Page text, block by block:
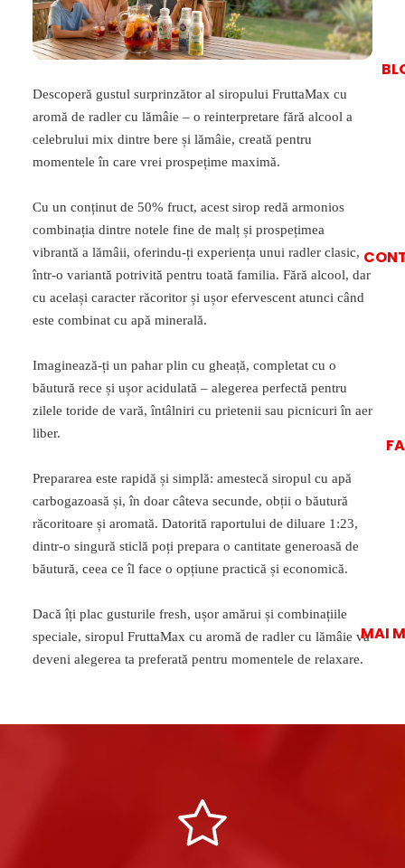
MAI
Descoperă gustul surprinzător al siropului FruttaMax cu
aromă de radler cu lămâie – o reinterpretare fără alcool a
celebrului mix dintre bere și lămâie, creată pentru
momentele în care vrei prospețime maximă.
Cu un conținut de 50% fruct, acest sirop redă armonios
combinația dintre notele fine de malț și prospețimea
vibrantă a lămâii, oferindu-ți experiența unui radler clasic,
într-o variantă potrivită pentru toată familia. Fără alcool, dar
cu același caracter răcoritor și ușor efervescent atunci când
este combinat cu apă minerală.
Imaginează-ți un pahar plin cu gheață, completat cu o
băutură rece și ușor acidulată – alegerea perfectă pentru
zilele toride de vară, întâlniri cu prietenii sau picnicuri în aer
liber.
Prepararea este rapidă și simplă: amestecă siropul cu apă
carbogazoasă și, în doar câteva secunde, obții o băutură
răcoritoare și aromată. Datorită raportului de diluare 1:23,
dintr-o singură sticlă poți prepara o cantitate generoasă de
băutură, ceea ce îl face o opțiune practică și economică.
Dacă îți plac gusturile fresh, ușor amărui și combinațiile
speciale, siropul FruttaMax cu aromă de radler cu lămâie va
deveni alegerea ta preferată pentru momentele de relaxare.